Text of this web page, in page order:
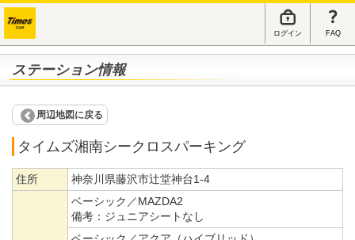
ログイン FAQ
ステーション情報
周辺地図に戻る
タイムズ湘南シークロスパーキング
住所 神奈川県藤沢市辻堂神台1-4
ベーシック／MAZDA2
備考： ジュニアシートなし